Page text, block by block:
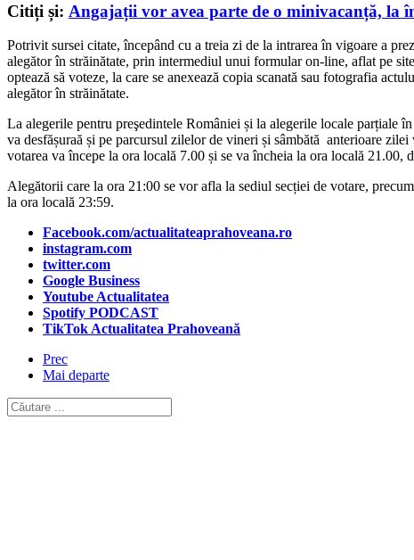
Citiți și: Angajații vor avea parte de o minivacanță, la
Potrivit sursei citate, începând cu a treia zi de la intrarea în vigoare a
alegător în străinătate, prin intermediul unui formular on-line, aflat pe
optează să voteze, la care se anexează copia scanată sau fotografia
alegător în străinătate.
La alegerile pentru preşedintele României și la alegerile locale parțiale
va desfășuraă și pe parcursul zilelor de vineri și sâmbătă anterioare
votarea va începe la ora locală 7.00 și se va încheia la ora locală 21.00,
Alegătorii care la ora 21:00 se vor afla la sediul secției de votare,
la ora locală 23:59.
Facebook.com/actualitateaprahoveana.ro
instagram.com
twitter.com
Google Business
Youtube Actualitatea
Spotify PODCAST
TikTok Actualitatea Prahoveană
Prec
Mai departe